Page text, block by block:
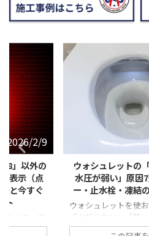
2026/1/21
水が出ない・
選｜フィルタ
チェック手順
うとした瞬間に
、誰でも焦って
食洗機の「排
ない」原因と
り〜配管トラ
る対処
「食洗機を回し
止まったまま…」